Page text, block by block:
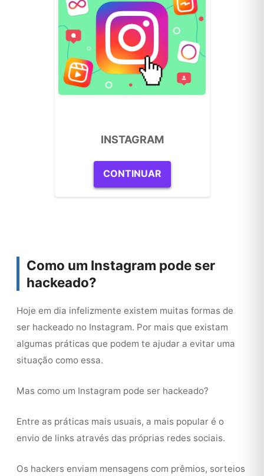
INSTAGRAM
CONTINUAR
Como um Instagram pode ser
hackeado?
Hoje em dia infelizmente existem muitas formas de
ser hackeado no Instagram. Por mais que existam
algumas práticas que podem te ajudar a evitar uma
situação como essa.
Mas como um Instagram pode ser hackeado?
Entre as práticas mais usuais, a mais popular é o
envio de links através das próprias redes sociais.
Os hackers enviam mensagens com prêmios, sorteios